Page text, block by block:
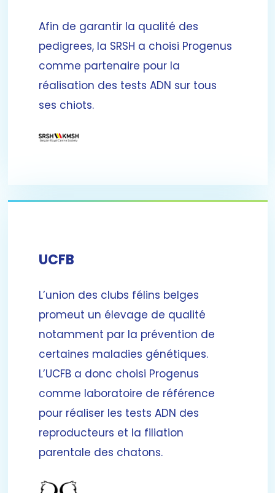
Afin de garantir la qualité des
pedigrees, la SRSH a choisi Progenus
comme partenaire pour la
réalisation des tests ADN sur tous
ses chiots.
UCFB
L’union des clubs félins belges
promeut un élevage de qualité
notamment par la prévention de
certaines maladies génétiques.
L’UCFB a donc choisi Progenus
comme laboratoire de référence
pour réaliser les tests ADN des
reproducteurs et la filiation
parentale des chatons.